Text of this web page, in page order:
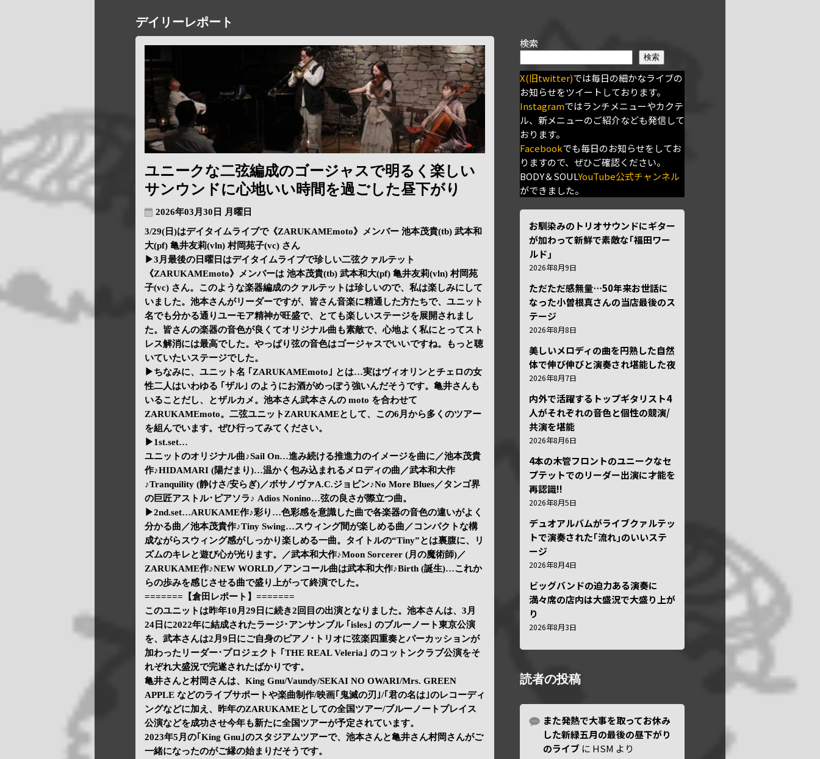
デイリーレポート
ユニークな二弦編成のゴージャスで明るく楽しい
サンウンドに心地いい時間を過ごした昼下がり
2026年03月30日 月曜日
3/29(日)はデイタイムライブで《ZARUKAMEmoto》メンバー 池本茂貴(tb) 武本和
大(pf) 亀井友莉(vln) 村岡苑子(vc) さん
▶3月最後の日曜日はデイタイムライブで珍しい二弦クァルテット
《ZARUKAMEmoto》メンバーは 池本茂貴(tb) 武本和大(pf) 亀井友莉(vln) 村岡苑
子(vc) さん。このような楽器編成のクァルテットは珍しいので、私は楽しみにして
いました。池本さんがリーダーですが、皆さん音楽に精通した方たちで、ユニット
名でも分かる通りユーモア精神が旺盛で、とても楽しいステージを展開されまし
た。皆さんの楽器の音色が良くてオリジナル曲も素敵で、心地よく私にとってスト
レス解消には最高でした。やっぱり弦の音色はゴージャスでいいですね。もっと聴
いていたいステージでした。
▶ちなみに、ユニット名 ｢ZARUKAMEmoto｣ とは…実はヴィオリンとチェロの女
性二人はいわゆる ｢ザル｣ のようにお酒がめっぽう強いんだそうです。亀井さんも
いることだし、とザルカメ。池本さん武本さんの moto を合わせて
ZARUKAMEmoto。二弦ユニットZARUKAMEとして、この6月から多くのツアー
を組んでいます。ぜひ行ってみてください。
▶1st.set…
ユニットのオリジナル曲♪Sail On…進み続ける推進力のイメージを曲に／池本茂貴
作♪HIDAMARI (陽だまり)…温かく包み込まれるメロディの曲／武本和大作
♪Tranquility (静けさ/安らぎ)／ボサノヴァA.C.ジョビン♪No More Blues／タンゴ界
の巨匠アストル･ピアソラ♪ Adios Nonino…弦の良さが際立つ曲。
▶2nd.set…ARUKAME作♪彩り…色彩感を意識した曲で各楽器の音色の違いがよく
分かる曲／池本茂貴作♪Tiny Swing…スウィング間が楽しめる曲／コンパクトな構
成ながらスウィング感がしっかり楽しめる一曲。タイトルの“Tiny”とは裏腹に、リ
ズムのキレと遊び心が光ります。／武本和大作♪Moon Sorcerer (月の魔術師)／
ZARUKAME作♪NEW WORLD／アンコール曲は武本和大作♪Birth (誕生)…これか
らの歩みを感じさせる曲で盛り上がって終演でした。
=======【倉田レポート】=======
このユニットは昨年10月29日に続き2回目の出演となりました。池本さんは、3月
24日に2022年に結成されたラージ･アンサンブル ｢isles｣ のブルーノート東京公演
を、武本さんは2月9日にご自身のピアノ･トリオに弦楽四重奏とパーカッションが
加わったリーダー･プロジェクト ｢THE REAL Veleria｣ のコットンクラブ公演をそ
れぞれ大盛況で完遂されたばかりです。
亀井さんと村岡さんは、King Gnu/Vaundy/SEKAI NO OWARI/Mrs. GREEN
APPLE などのライブサポートや楽曲制作/映画｢鬼滅の刃｣/｢君の名は｣のレコーディ
ングなどに加え、昨年のZARUKAMEとしての全国ツアー/ブルーノートプレイス
公演などを成功させ今年も新たに全国ツアーが予定されています。
2023年5月の｢King Gnu｣のスタジアムツアーで、池本さんと亀井さん村岡さんがご
一緒になったのがご縁の始まりだそうです。
検索
検索
X(旧twitter)では毎日の細かなライブの
お知らせをツイートしております。
Instagramではランチメニューやカクテ
ル、新メニューのご紹介なども発信して
おります。
Facebookでも毎日のお知らせをしてお
りますので、ぜひご確認ください。
BODY＆SOULYouTube公式チャンネル
ができました。
お馴染みのトリオサウンドにギター
が加わって新鮮で素敵な｢福田ワー
ルド｣
2026年8月9日
ただただ感無量⋯50年来お世話に
なった小曽根真さんの当店最後のス
テージ
2026年8月8日
美しいメロディの曲を円熟した自然
体で伸び伸びと演奏され堪能した夜
2026年8月7日
内外で活躍するトップギタリスト4
人がそれぞれの音色と個性の競演/
共演を堪能
2026年8月6日
4本の木管フロントのユニークなセ
プテットでのリーダー出演に才能を
再認識!!
2026年8月5日
デュオアルバムがライブクァルテッ
トで演奏された｢流れ｣のいいステ
ージ
2026年8月4日
ビッグバンドの迫力ある演奏に
満々席の店内は大盛況で大盛り上が
り
2026年8月3日
読者の投稿
また発熱で大事を取ってお休み
した新緑五月の最後の昼下がり
のライブ に HSM より